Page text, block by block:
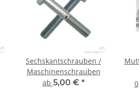
Sechskantschrauben /
Maschinenschrauben
ab 5,00 € *